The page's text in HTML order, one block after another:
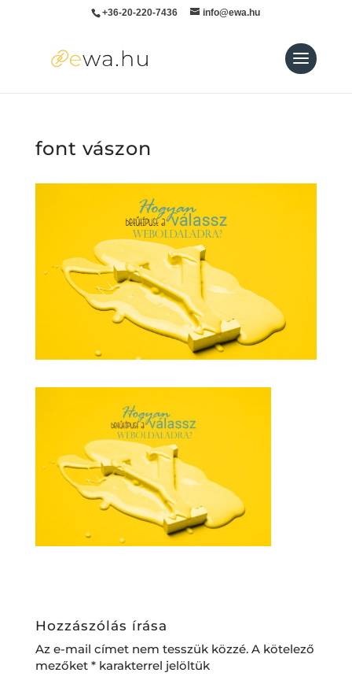
+36-20-220-7436 info@ewa.hu
font vászon
Hozzászólás írása
Az e-mail címet nem tesszük közzé. A kötelező
mezőket *karakterrel jelöltük